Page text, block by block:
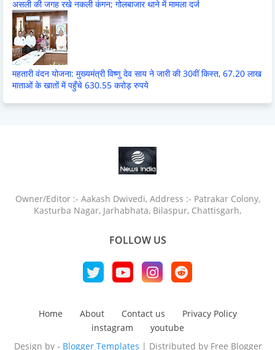
असली की जगह रखे नकली कंगन; गोलबाजार थाने में मामला दर्ज
महतारी वंदन योजना: मुख्यमंत्री विष्णु देव साय ने जारी की 30वीं किस्त, 67.20 लाख
माताओं के खातों में पहुँचे 630.55 करोड़ रुपये
Owner/Editor :- Aakash Dwivedi, Address :- Patrakar Colony,
Kasturba Nagar, Jarhabhata, Bilaspur, Chattisgarh,
FOLLOW US
Home About Contact us
Privacy Policy
instagram
youtube
Design by - Blogger Templates | Distributed by Free Blogger